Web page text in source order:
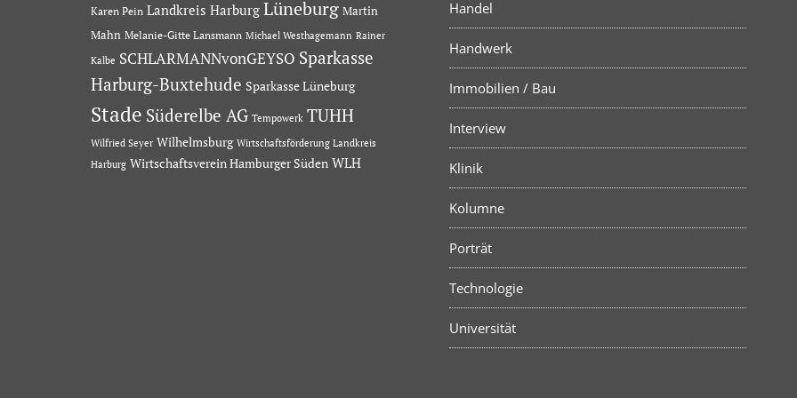
Karen Pein Landkreis Harburg Lüneburg Martin
Mahn Melanie-Gitte Lansmann Michael Westhagemann Rainer
Kalbe SCHLARMANNvonGEYSO Sparkasse
Harburg-Buxtehude Sparkasse Lüneburg
Stade Süderelbe AG Tempowerk TUHH
Wilfried Seyer Wilhelmsburg Wirtschaftsförderung Landkreis
Harburg Wirtschaftsverein Hamburger Süden WLH
Handel
Handwerk
Immobilien / Bau
Interview
Klinik
Kolumne
Porträt
Technologie
Universität